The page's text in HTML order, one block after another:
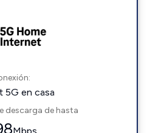
5G en casa
descarga de hasta